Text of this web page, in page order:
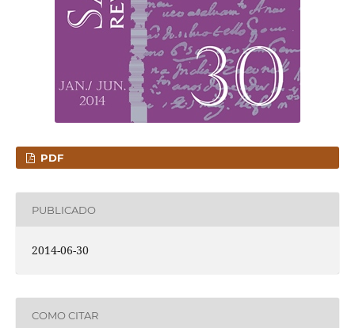
PDF
PUBLICADO
2014-06-30
COMO CITAR